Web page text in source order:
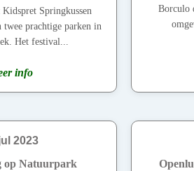
Springkussen
twee prachtige parken in
Het festival...
info
Borculo
2023
op Natuurpark